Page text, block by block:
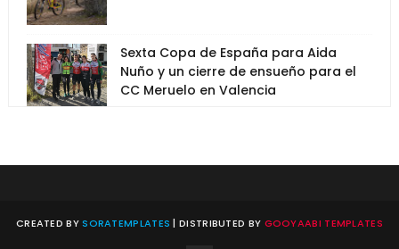
Sexta Copa de España para Aida
Nuño y un cierre de ensueño para el
CC Meruelo en Valencia
CREATED BYSORATEMPLATES | DISTRIBUTED BY GOOYAABI TEMPLATES